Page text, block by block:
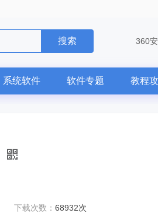
搜索 360
系统软件 软件专题 教程
下载次数： 68932次